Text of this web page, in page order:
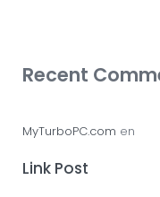
Recent
MyTurboPC.com en
Link Post